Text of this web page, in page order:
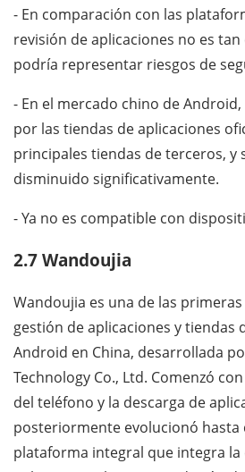
- En comparación con las
revisión de aplicaciones no es
podría representar riesgos de
- En el mercado chino de
por las tiendas de aplicaciones
principales tiendas de terceros, y
disminuido significativamente.
- Ya no es compatible con
2.7 Wandoujia
Wandoujia es una de las
gestión de aplicaciones y tiendas
Android en China, desarrollada
Technology Co., Ltd. Comenzó
del teléfono y la descarga de
posteriormente evolucionó hasta
plataforma integral que integra